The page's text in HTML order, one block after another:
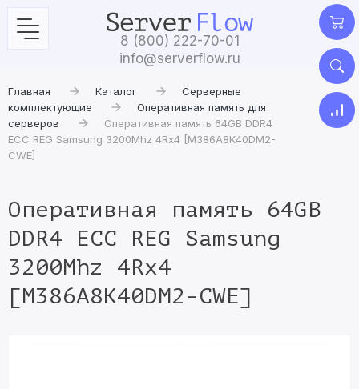
8 (800) 222-70-01
info@serverflow.ru
Главная Каталог
Серверные
комплектующие
Оперативная память для
серверов
Оперативная память 64GB DDR4
ECC REG Samsung 3200Mhz 4Rx4 [M386A8K40DM2-
CWE]
Оперативная память 64GB
DDR4 ECC REG Samsung
3200Mhz 4Rx4
[M386A8K40DM2-CWE]